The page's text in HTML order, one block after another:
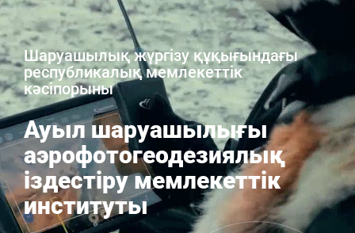
Шаруашылық жүргізу құқығындағы
республикалық мемлекеттік
кәсіпорыны
Ауыл шаруашылығы
аэрофотогеодезиялық
іздестіру мемлекеттік
институты